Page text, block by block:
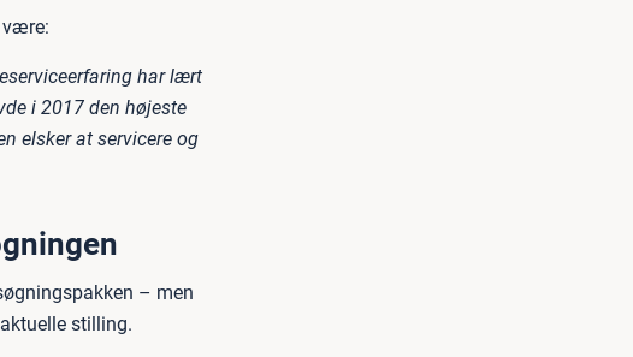
være:
har lært
i 2017 den højeste
elsker at servicere og
– men
stilling.